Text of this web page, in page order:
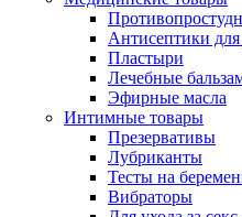
Антисептики
Пластыри
Лечебные
Эфирные масла
Интимные товары
Презервативы
Лубриканты
Тесты на
Вибраторы